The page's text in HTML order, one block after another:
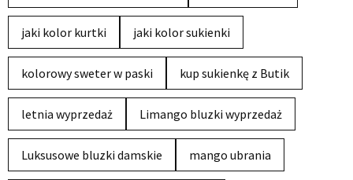
jaki kolor kurtki jaki kolor sukienki
kolorowy sweter w paski kup sukienkę z Butik
letnia wyprzedaż Limango bluzki wyprzedaż
Luksusowe bluzki damskie mango ubrania